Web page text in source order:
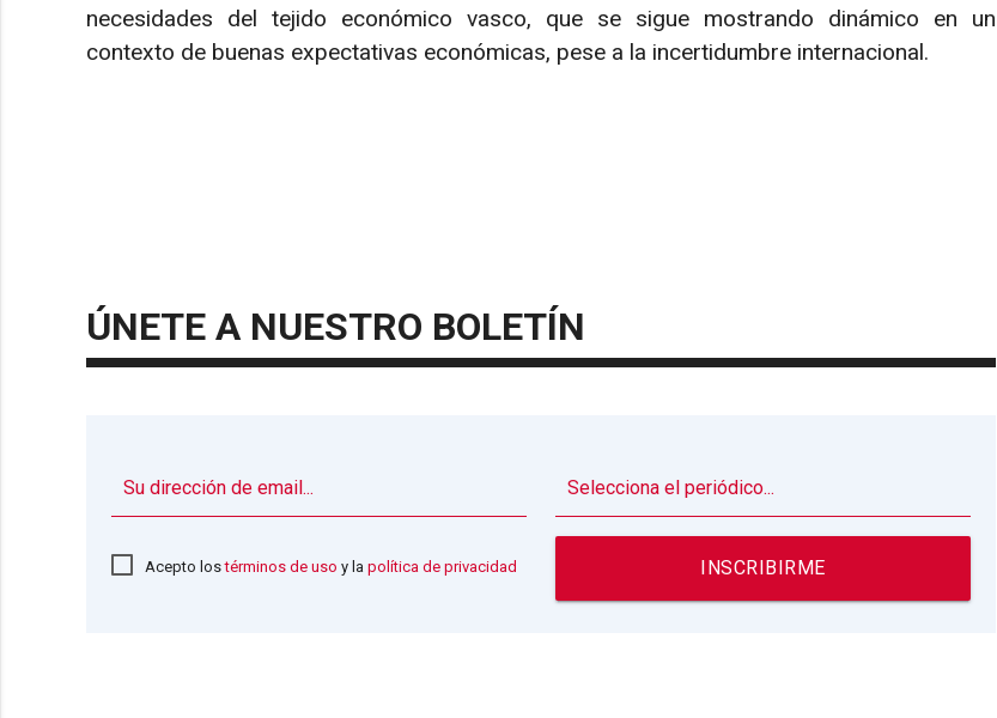
necesidades del tejido económico vasco, que se sigue mostrando dinámico en un
contexto de buenas expectativas económicas, pese a la incertidumbre internacional.
ÚNETE A NUESTRO BOLETÍN
Acepto lostérminos de uso y la política de privacidad INSCRIBIRME